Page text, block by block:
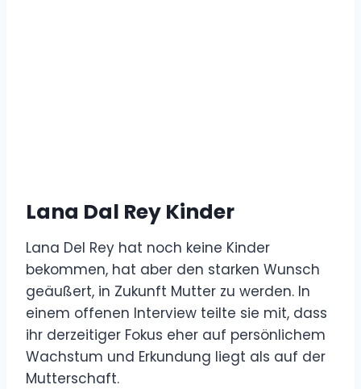
Lana Dal Rey Kinder
Lana Del Rey hat noch keine Kinder
bekommen, hat aber den starken Wunsch
geäußert, in Zukunft Mutter zu werden. In
einem offenen Interview teilte sie mit, dass
ihr derzeitiger Fokus eher auf persönlichem
Wachstum und Erkundung liegt als auf der
Mutterschaft.